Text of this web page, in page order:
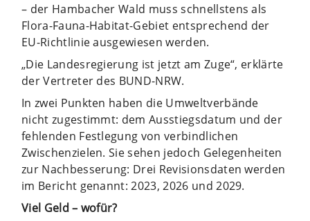
– der Hambacher Wald muss schnellstens als
Flora-Fauna-Habitat-Gebiet entsprechend der
EU-Richtlinie ausgewiesen werden.
„Die Landesregierung ist jetzt am Zuge“, erklärte
der Vertreter des BUND-NRW.
In zwei Punkten haben die Umweltverbände
nicht zugestimmt: dem Ausstiegsdatum und der
fehlenden Festlegung von verbindlichen
Zwischenzielen. Sie sehen jedoch Gelegenheiten
zur Nachbesserung: Drei Revisionsdaten werden
im Bericht genannt: 2023, 2026 und 2029.
Viel Geld – wofür?